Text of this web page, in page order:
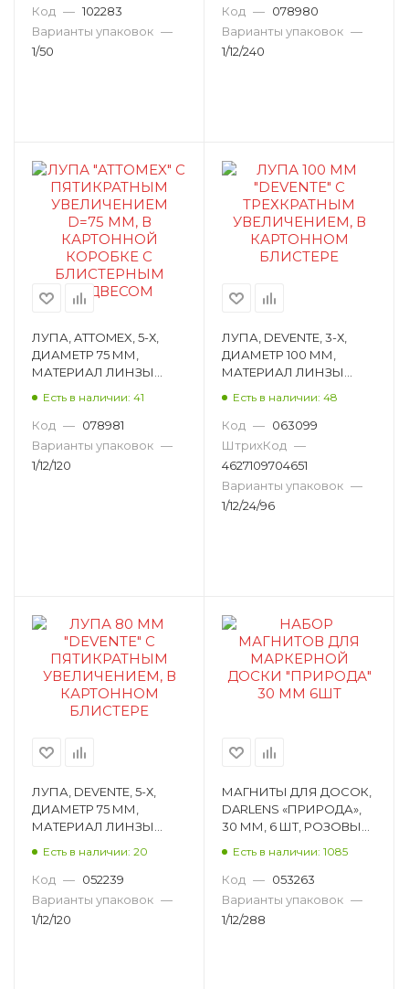
Код — 102283
Варианты упаковок —
1/50
Код — 078980
Варианты упаковок —
1/12/240
ЛУПА, ATTOMEX, 5-Х,
ДИАМЕТР 75 ММ,
МАТЕРИАЛ ЛИНЗЫ
Есть в наличии: 41
Код — 078981
Варианты упаковок —
1/12/120
ЛУПА, DEVENTE, 3-Х,
ДИАМЕТР 100 ММ,
МАТЕРИАЛ ЛИНЗЫ
Есть в наличии: 48
Код — 063099
ШтрихКод —
4627109704651
Варианты упаковок —
1/12/24/96
ЛУПА, DEVENTE, 5-Х,
ДИАМЕТР 75 ММ,
МАТЕРИАЛ ЛИНЗЫ
Есть в наличии: 20
Код — 052239
Варианты упаковок —
1/12/120
МАГНИТЫ ДЛЯ ДОСОК,
DARLENS «ПРИРОДА»,
30 ММ, 6 ШТ, РОЗОВЫЙ
Есть в наличии: 1085
Код — 053263
Варианты упаковок —
1/12/288